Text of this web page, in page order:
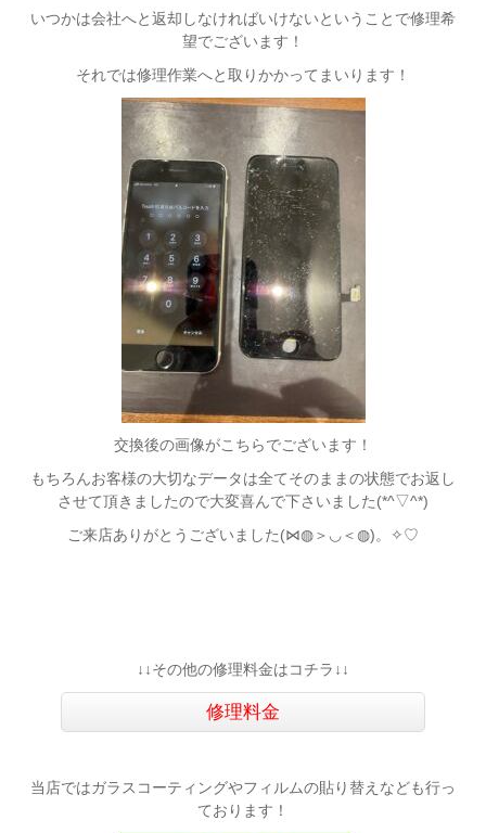
いつかは会社へと返却しなければいけないということで修理希
望でございます！
それでは修理作業へと取りかかってまいります！
交換後の画像がこちらでございます！
もちろんお客様の大切なデータは全てそのままの状態でお返し
させて頂きましたので大変喜んで下さいました(*^▽^*)
ご来店ありがとうございました(⋈◍＞◡＜◍)。✧♡
↓↓その他の修理料金はコチラ↓↓
修理料金
当店ではガラスコーティングやフィルムの貼り替えなども行っ
ております！